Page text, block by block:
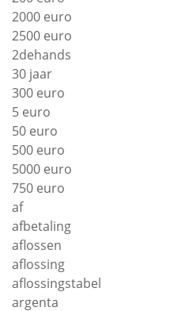
2000 euro
2500 euro
2dehands
30 jaar
300 euro
5 euro
50 euro
500 euro
5000 euro
750 euro
af
afbetaling
aflossen
aflossing
aflossingstabel
argenta